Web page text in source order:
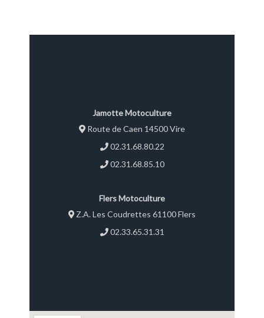
Jamotte Motoculture
Route de Caen 14500 Vire
02.31.68.80.22
02.31.68.85.10
Flers Motoculture
Z.A. Les Coudrettes 61100 Flers
02.33.65.31.31